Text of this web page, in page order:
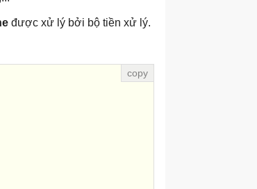
được xử lý bởi bộ tiền xử lý.